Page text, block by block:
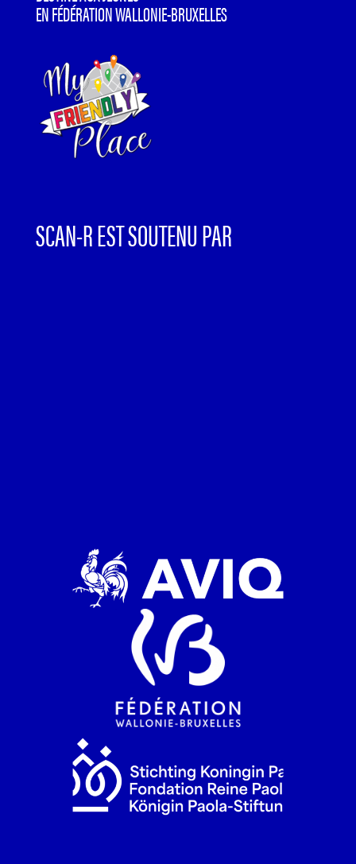
EN FÉDÉRATION WALLONIE-BRUXELLES
SCAN-R EST SOUTENU PAR